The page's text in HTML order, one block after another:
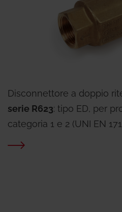
Disconnettore a doppio
serie R623: tipo ED, per
categoria 1 e 2 (UNI EN